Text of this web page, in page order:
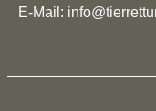
E-Mail: